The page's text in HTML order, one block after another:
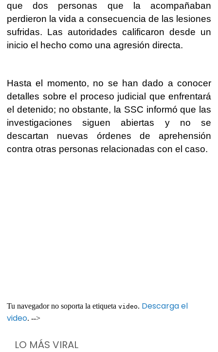
que dos personas que la acompañaban
perdieron la vida a consecuencia de las lesiones
sufridas. Las autoridades calificaron desde un
inicio el hecho como una agresión directa.
Hasta el momento, no se han dado a conocer
detalles sobre el proceso judicial que enfrentará
el detenido; no obstante, la SSC informó que las
investigaciones siguen abiertas y no se
descartan nuevas órdenes de aprehensión
contra otras personas relacionadas con el caso.
Tu navegador no soporta la etiqueta video. Descarga el
video. -->
LO MÁS VIRAL